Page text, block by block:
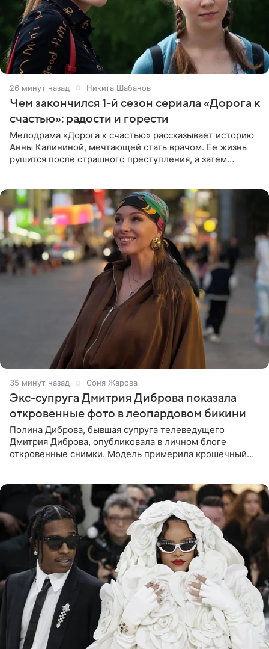
26 минут назад Никита Шабанов
Чем закончился 1-й сезон сериала «Дорога к
счастью»: радости и горести
Мелодрама «Дорога к счастью» рассказывает историю
Анны Калининой, мечтающей стать врачом. Ее жизнь
рушится после страшного преступления, а затем
35 минут назад Соня Жарова
Экс-супруга Дмитрия Диброва показала
откровенные фото в леопардовом бикини
Полина Диброва, бывшая супруга телеведущего
Дмитрия Диброва, опубликовала в личном блоге
откровенные снимки. Модель примерила крошечный